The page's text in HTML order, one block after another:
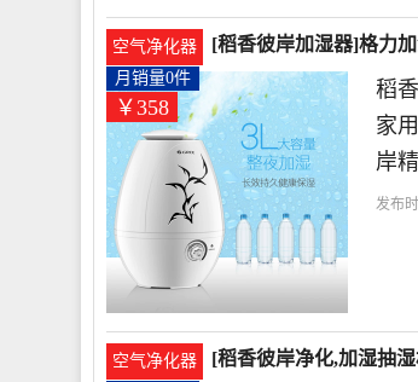
空气净化器 [稻香彼岸加湿器]格力
￥358
月销量0件
稻
家
岸
发布
空气净化器 [稻香彼岸净化,加湿抽